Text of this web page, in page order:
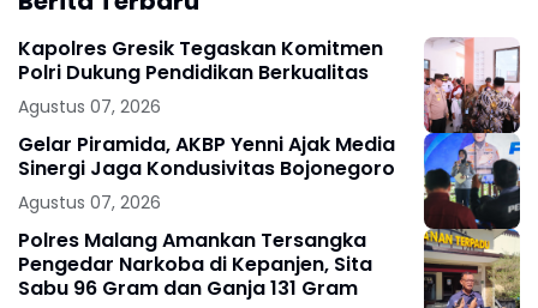
Kapolres Gresik Tegaskan Komitmen
Polri Dukung Pendidikan Berkualitas
Agustus 07, 2026
Gelar Piramida, AKBP Yenni Ajak Media
Sinergi Jaga Kondusivitas Bojonegoro
Agustus 07, 2026
Polres Malang Amankan Tersangka
Pengedar Narkoba di Kepanjen, Sita
Sabu 96 Gram dan Ganja 131 Gram